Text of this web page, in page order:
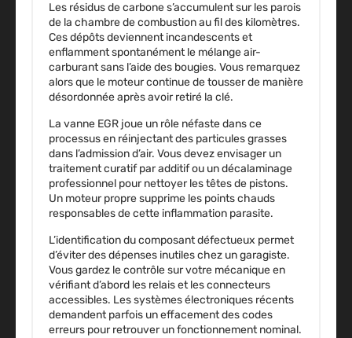
Les résidus de carbone s’accumulent sur les parois
de la chambre de combustion au fil des kilomètres.
Ces dépôts deviennent incandescents et
enflamment spontanément le mélange air-
carburant sans l’aide des bougies. Vous remarquez
alors que le moteur continue de tousser de manière
désordonnée après avoir retiré la clé.
La vanne EGR joue un rôle néfaste dans ce
processus en réinjectant des particules grasses
dans l’admission d’air. Vous devez envisager un
traitement curatif par additif ou un décalaminage
professionnel pour nettoyer les têtes de pistons.
Un moteur propre supprime les points chauds
responsables de cette inflammation parasite.
L’identification du composant défectueux permet
d’éviter des dépenses inutiles chez un garagiste.
Vous gardez le contrôle sur votre mécanique en
vérifiant d’abord les relais et les connecteurs
accessibles. Les systèmes électroniques récents
demandent parfois un effacement des codes
erreurs pour retrouver un fonctionnement nominal.